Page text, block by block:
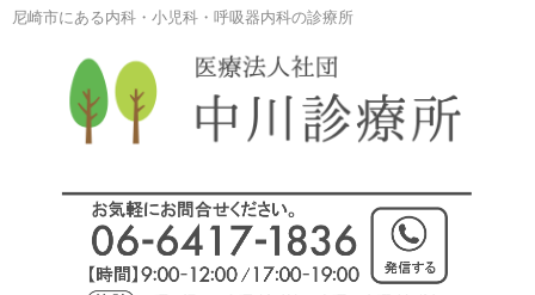
尼崎市にある内科・小児科・呼吸器内科の診療所